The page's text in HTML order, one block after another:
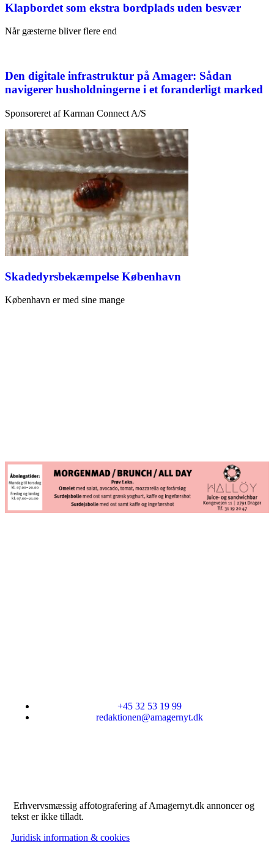
Klapbordet som ekstra bordplads uden besvær
Når gæsterne bliver flere end
Den digitale infrastruktur på Amager: Sådan
navigerer husholdningerne i et foranderligt marked
Sponsoreret af Karman Connect A/S
Skadedyrsbekæmpelse København
København er med sine mange
+45 32 53 19 99
redaktionen@amagernyt.dk
Erhvervsmæssig affotografering af Amagernyt.dk annoncer og
tekst er ikke tilladt.
Juridisk information & cookies